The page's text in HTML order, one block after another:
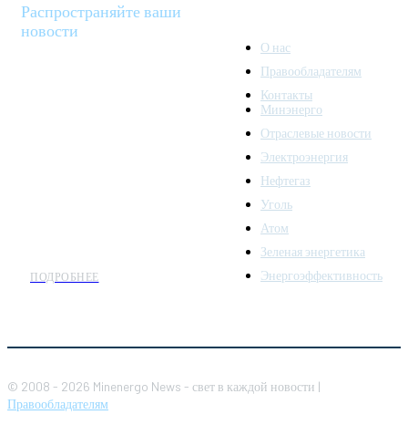
Распространяйте ваши
новости
ПОДРОБНЕЕ
О нас
Правообладателям
Контакты
Минэнерго
Отраслевые новости
Электроэнергия
Нефтегаз
Уголь
Атом
Зеленая энергетика
Энергоэффективность
© 2008 - 2026 Minenergo News - свет в каждой новости |
Правообладателям